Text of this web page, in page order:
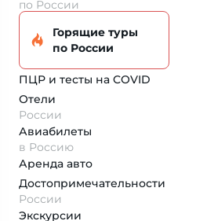
по России
Горящие туры
по России
ПЦР и тесты на COVID
Отели
России
Авиабилеты
в Россию
Аренда авто
Достопримеча­тельности
России
Экскурсии